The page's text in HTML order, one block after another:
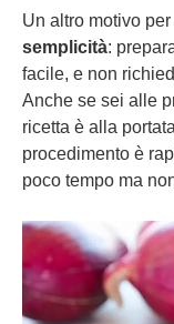
Un altro motivo
semplicità:
facile, e non
Anche se sei alle
ricetta è alla
procedimento è
poco tempo ma